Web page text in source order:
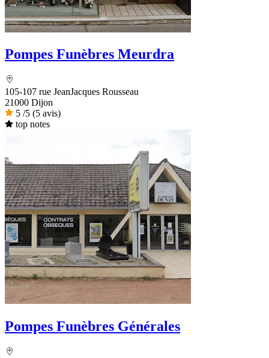
Pompes Funèbres Meurdra
105-107 rue JeanJacques Rousseau
21000 Dijon
5 /5 (5 avis)
top notes
Pompes Funèbres Générales